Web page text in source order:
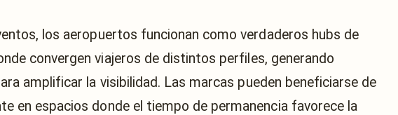
los aeropuertos funcionan como verdaderos hubs de
convergen viajeros de distintos perfiles, generando
amplificar la visibilidad. Las marcas pueden beneficiarse de
en espacios donde el tiempo de permanencia favorece la